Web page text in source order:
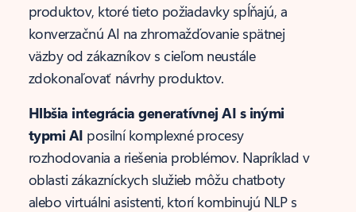
produktov, ktoré tieto požiadavky spĺňajú, a
konverzačnú AI na zhromažďovanie spätnej
väzby od zákazníkov s cieľom neustále
zdokonaľovať návrhy produktov.
Hlbšia integrácia generatívnej AI s inými
typmi AI posilní komplexné procesy
rozhodovania a riešenia problémov. Napríklad v
oblasti zákazníckych služieb môžu chatboty
alebo virtuálni asistenti, ktorí kombinujú NLP s